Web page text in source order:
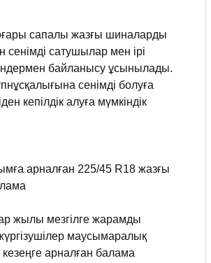
сапалы жазғы шиналарды
сенімді сатушылар мен ірі
байланысу ұсынылады.
сенімді болуға
кепілдік алуға мүмкіндік
арналған 225/45 R18 жазғы
жылы мезгілге жарамды
маусымаралық
арналған балама